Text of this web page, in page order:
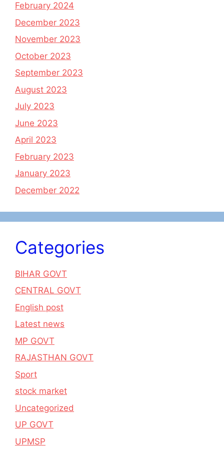
February 2024
December 2023
November 2023
October 2023
September 2023
August 2023
July 2023
June 2023
April 2023
February 2023
January 2023
December 2022
Categories
BIHAR GOVT
CENTRAL GOVT
English post
Latest news
MP GOVT
RAJASTHAN GOVT
Sport
stock market
Uncategorized
UP GOVT
UPMSP